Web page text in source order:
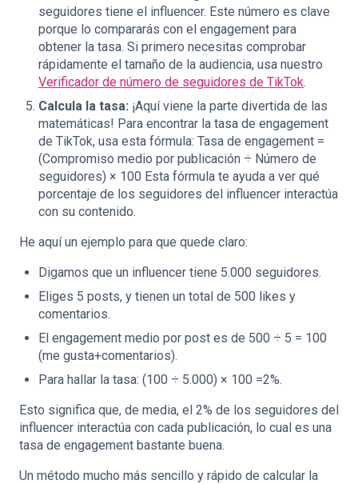
seguidores tiene el influencer. Este número es clave
porque lo compararás con el engagement para
obtener la tasa. Si primero necesitas comprobar
rápidamente el tamaño de la audiencia, usa nuestro
Verificador de número de seguidores de TikTok.
Calcula la tasa: ¡Aquí viene la parte divertida de las
matemáticas! Para encontrar la tasa de engagement
de TikTok, usa esta fórmula: Tasa de engagement =
(Compromiso medio por publicación ÷ Número de
seguidores) × 100 Esta fórmula te ayuda a ver qué
porcentaje de los seguidores del influencer interactúa
con su contenido.
He aquí un ejemplo para que quede claro:
Digamos que un influencer tiene 5.000 seguidores.
Eliges 5 posts, y tienen un total de 500 likes y
comentarios.
El engagement medio por post es de 500 ÷ 5 = 100
(me gusta+comentarios).
Para hallar la tasa: (100 ÷ 5.000) × 100 =2%.
Esto significa que, de media, el 2% de los seguidores del
influencer interactúa con cada publicación, lo cual es una
tasa de engagement bastante buena.
Un método mucho más sencillo y rápido de calcular la